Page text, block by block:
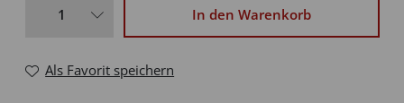
Anreise So-Mi
219,00 €
Anreise Do-Sa
In den Warenkorb
Als Favorit speichern